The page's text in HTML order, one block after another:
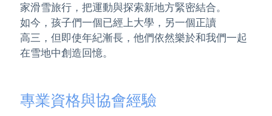
家滑雪旅行，把運動與探索新地方緊密結合。
如今，孩子們一個已經上大學，另一個正讀
高三，但即使年紀漸長，他們依然樂於和我們一起
在雪地中創造回憶。
專業資格與協會經驗